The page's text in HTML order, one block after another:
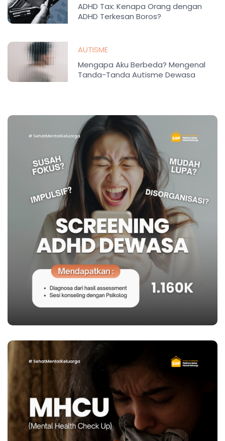
ADHD Tax: Kenapa Orang dengan
ADHD Terkesan Boros?
AUTISME
Mengapa Aku Berbeda? Mengenal
Tanda-Tanda Autisme Dewasa